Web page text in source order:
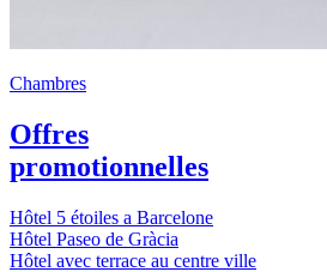
Chambres
Offres
promotionnelles
Hôtel 5 étoiles a Barcelone
Hôtel Paseo de Gràcia
Hôtel avec terrace au centre ville